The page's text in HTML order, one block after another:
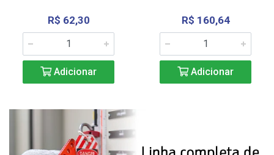
R$ 62,30
Adicionar
R$ 160,64
Adicionar